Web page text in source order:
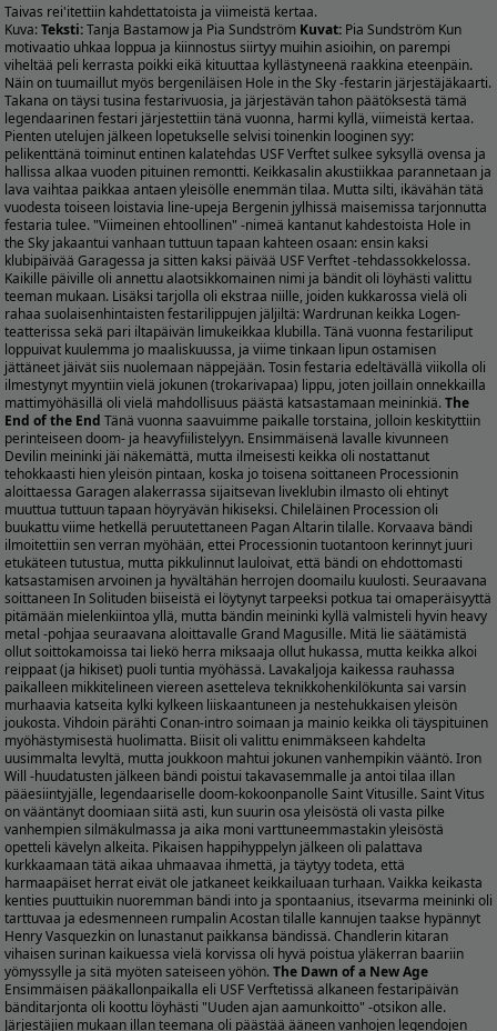
Taivas rei'itettiin kahdettatoista ja viimeistä kertaa.
Kuva:Teksti:Tanja Bastamow ja Pia Sundström Kuvat: Pia Sundström Kun
motivaatio uhkaa loppua ja kiinnostus siirtyy muihin asioihin, on parempi
viheltää peli kerrasta poikki eikä kituuttaa kyllästyneenä raakkina eteenpäin.
Näin on tuumaillut myös bergeniläisen Hole in the Sky -festarin järjestäjäkaarti.
Takana on täysi tusina festarivuosia, ja järjestävän tahon päätöksestä tämä
legendaarinen festari järjestettiin tänä vuonna, harmi kyllä, viimeistä kertaa.
Pienten utelujen jälkeen lopetukselle selvisi toinenkin looginen syy:
pelikenttänä toiminut entinen kalatehdas USF Verftet sulkee syksyllä ovensa ja
hallissa alkaa vuoden pituinen remontti. Keikkasalin akustiikkaa parannetaan ja
lava vaihtaa paikkaa antaen yleisölle enemmän tilaa. Mutta silti, ikävähän tätä
vuodesta toiseen loistavia line-upeja Bergenin jylhissä maisemissa tarjonnutta
festaria tulee. "Viimeinen ehtoollinen" -nimeä kantanut kahdestoista Hole in
the Sky jakaantui vanhaan tuttuun tapaan kahteen osaan: ensin kaksi
klubipäivää Garagessa ja sitten kaksi päivää USF Verftet -tehdassokkelossa.
Kaikille päiville oli annettu alaotsikkomainen nimi ja bändit oli löyhästi valittu
teeman mukaan. Lisäksi tarjolla oli ekstraa niille, joiden kukkarossa vielä oli
rahaa suolaisenhintaisten festarilippujen jäljiltä: Wardrunan keikka Logen-
teatterissa sekä pari iltapäivän limukeikkaa klubilla. Tänä vuonna festariliput
loppuivat kuulemma jo maaliskuussa, ja viime tinkaan lipun ostamisen
jättäneet jäivät siis nuolemaan näppejään. Tosin festaria edeltävällä viikolla oli
ilmestynyt myyntiin vielä jokunen (trokarivapaa) lippu, joten joillain onnekkailla
mattimyöhäsillä oli vielä mahdollisuus päästä katsastamaan meininkiä.The
End of the End Tänä vuonna saavuimme paikalle torstaina, jolloin keskityttiin
perinteiseen doom- ja heavyfiilistelyyn. Ensimmäisenä lavalle kivunneen
Devilin meininki jäi näkemättä, mutta ilmeisesti keikka oli nostattanut
tehokkaasti hien yleisön pintaan, koska jo toisena soittaneen Processionin
aloittaessa Garagen alakerrassa sijaitsevan liveklubin ilmasto oli ehtinyt
muuttua tuttuun tapaan höyryävän hikiseksi. Chileläinen Procession oli
buukattu viime hetkellä peruutettaneen Pagan Altarin tilalle. Korvaava bändi
ilmoitettiin sen verran myöhään, ettei Processionin tuotantoon kerinnyt juuri
etukäteen tutustua, mutta pikkulinnut lauloivat, että bändi on ehdottomasti
katsastamisen arvoinen ja hyvältähän herrojen doomailu kuulosti. Seuraavana
soittaneen In Solituden biiseistä ei löytynyt tarpeeksi potkua tai omaperäisyyttä
pitämään mielenkiintoa yllä, mutta bändin meininki kyllä valmisteli hyvin heavy
metal -pohjaa seuraavana aloittavalle Grand Magusille. Mitä lie säätämistä
ollut soittokamoissa tai liekö herra miksaaja ollut hukassa, mutta keikka alkoi
reippaat (ja hikiset) puoli tuntia myöhässä. Lavakaljoja kaikessa rauhassa
paikalleen mikkitelineen viereen asetteleva teknikkohenkilökunta sai varsin
murhaavia katseita kylki kylkeen liiskaantuneen ja nestehukkaisen yleisön
joukosta. Vihdoin pärähti Conan-intro soimaan ja mainio keikka oli täyspituinen
myöhästymisestä huolimatta. Biisit oli valittu enimmäkseen kahdelta
uusimmalta levyltä, mutta joukkoon mahtui jokunen vanhempikin vääntö. Iron
Will -huudatusten jälkeen bändi poistui takavasemmalle ja antoi tilaa illan
pääesiintyjälle, legendaariselle doom-kokoonpanolle Saint Vitusille. Saint Vitus
on vääntänyt doomiaan siitä asti, kun suurin osa yleisöstä oli vasta pilke
vanhempien silmäkulmassa ja aika moni varttuneemmastakin yleisöstä
opetteli kävelyn alkeita. Pikaisen happihyppelyn jälkeen oli palattava
kurkkaamaan tätä aikaa uhmaavaa ihmettä, ja täytyy todeta, että
harmaapäiset herrat eivät ole jatkaneet keikkailuaan turhaan. Vaikka keikasta
kenties puuttuikin nuoremman bändi into ja spontaanius, itsevarma meininki oli
tarttuvaa ja edesmenneen rumpalin Acostan tilalle kannujen taakse hypännyt
Henry Vasquezkin on lunastanut paikkansa bändissä. Chandlerin kitaran
vihaisen surinan kaikuessa vielä korvissa oli hyvä poistua yläkerran baariin
yömyssylle ja sitä myöten sateiseen yöhön.The Dawn of a New Age
Ensimmäisen pääkallonpaikalla eli USF Verftetissä alkaneen festaripäivän
bänditarjonta oli koottu löyhästi "Uuden ajan aamunkoitto" -otsikon alle.
Järjestäjien mukaan illan teemana oli päästää ääneen vanhojen legendojen